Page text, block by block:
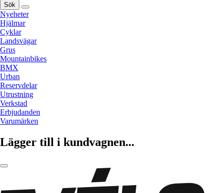
Sök
Nyeheter
Hjälmar
Cyklar
Landsvägar
Grus
Mountainbikes
BMX
Urban
Reservdelar
Utrustning
Verkstad
Erbjudanden
Varumärken
Lägger till i kundvagnen...